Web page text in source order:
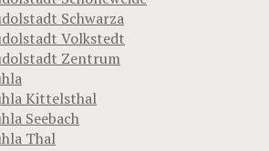
Schwarza
Volkstedt
Zentrum
Kittelsthal
Seebach
Thal